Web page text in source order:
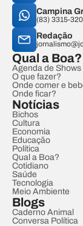
Campina
(83) 3315-
Redação
Qual a Boa?
Agenda de Shows
O que fazer?
Onde comer e
Onde ficar?
Notícias
Bichos
Cultura
Economia
Educação
Política
Qual a Boa?
Cotidiano
Saúde
Tecnologia
Meio Ambiente
Blogs
Caderno Animal
Conversa Política